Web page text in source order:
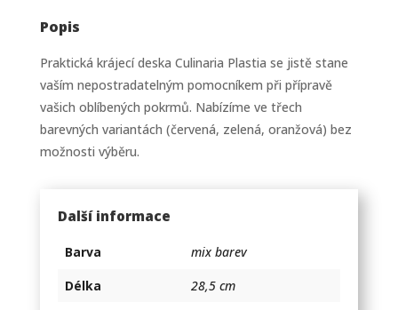
Popis
Praktická krájecí deska Culinaria Plastia se jistě stane
vaším nepostradatelným pomocníkem při přípravě
vašich oblíbených pokrmů. Nabízíme ve třech
barevných variantách (červená, zelená, oranžová) bez
možnosti výběru.
Další informace
Barva
mix barev
Délka
28,5 cm